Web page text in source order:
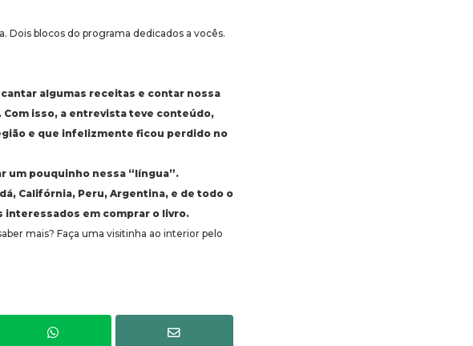
Dois blocos do programa dedicados a vocês.
cantar algumas receitas e contar nossa
isso, a entrevista teve conteúdo,
e que infelizmente ficou perdido no
um pouquinho nessa “língua”.
Califórnia, Peru, Argentina, e de todo o
interessados em comprar o livro.
mais? Faça uma visitinha ao interior pelo